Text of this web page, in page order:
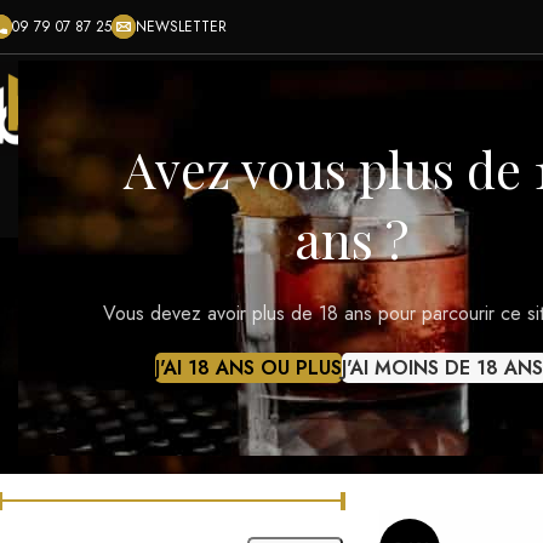
Avez vous plus de
ans ?
Vous devez avoir plus de 18 ans pour parcourir ce
J'AI 18 ANS OU PLUSJ'AI MOINS DE 18
09 79 07 87 25 NEWSLETTER
ACCESSOIRESALIMENTAIREBIÈRESCHAMPAGNESRÉGIONS
FILTRER LES PRODUITS PAR PRIX Accueil Produits